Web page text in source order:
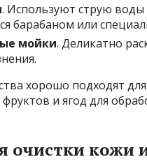
. Используют струю
барабаном или
мойки. Деликатно
хорошо подходят
и ягод для
очистки кожи